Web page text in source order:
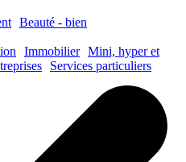
Beauté - bien
Immobilier Mini, hyper et
Services particuliers